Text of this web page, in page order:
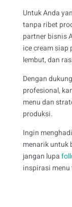
Untuk Anda
tanpa ribet
partner bisnis
ice cream
lembut, dan
Dengan
profesional,
menu dan
produksi.
Ingin
menarik untuk
jangan lupa
inspirasi